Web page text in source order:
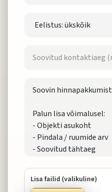
Lisa failid (valikuline)